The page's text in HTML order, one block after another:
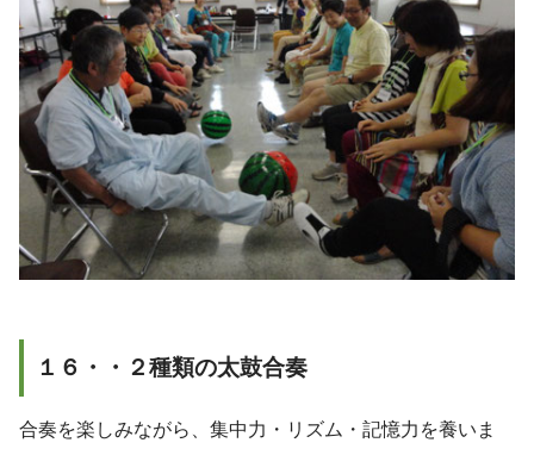
１６・・２種類の太鼓合奏
合奏を楽しみながら、集中力・リズム・記憶力を養いま